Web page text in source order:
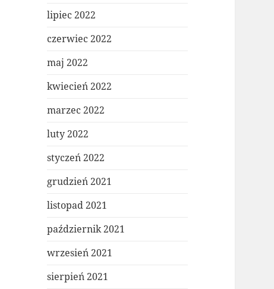
lipiec 2022
czerwiec 2022
maj 2022
kwiecień 2022
marzec 2022
luty 2022
styczeń 2022
grudzień 2021
listopad 2021
październik 2021
wrzesień 2021
sierpień 2021